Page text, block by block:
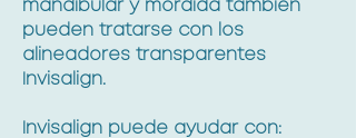
mandibular y mordida también
pueden tratarse con los
alineadores transparentes
Invisalign.
Invisalign puede ayudar con: